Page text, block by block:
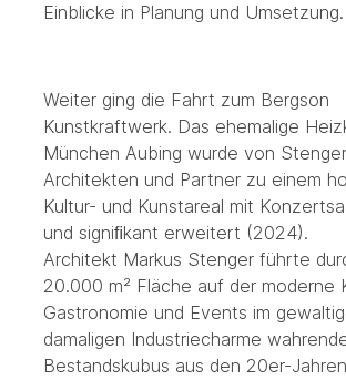
Einblicke in Planung und Umsetzung.
Weiter ging die Fahrt zum Bergson
Kunstkraftwerk. Das ehemalige
München Aubing wurde von
Architekten und Partner zu einem
Kultur- und Kunstareal mit
und signiﬁkant erweitert (2024).
Architekt Markus Stenger führte
20.000 m² Fläche auf der moderne
Gastronomie und Events im
damaligen Industriecharme
Bestandskubus aus den 20er-